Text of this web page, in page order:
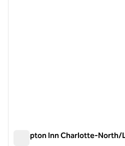
Hampton Inn Charlotte-North/